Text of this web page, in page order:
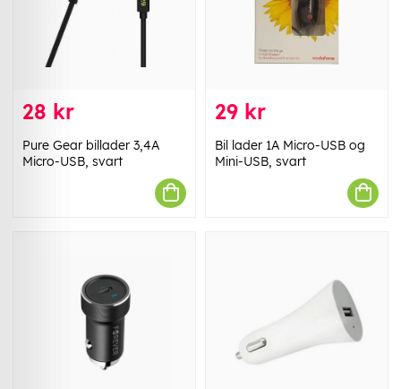
28 kr
Pure Gear billader 3,4A
Micro-USB, svart
29 kr
Bil lader 1A Micro-USB og
Mini-USB, svart